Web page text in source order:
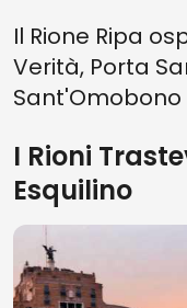
Il Rione Ripa
Verità, Porta
Sant'Omobono
I Rioni
Esquilino